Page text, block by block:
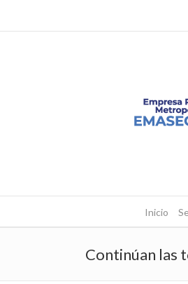
Inicio
Continúan las